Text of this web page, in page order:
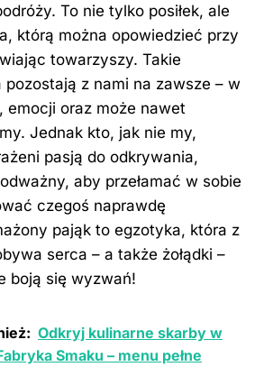
To nie tylko posiłek, ale
którą można opowiedzieć przy
towarzyszy. Takie
pozostają z nami na zawsze – w
emocji oraz może nawet
Jednak kto, jak nie my,
pasją do odkrywania,
aby przełamać w sobie
czegoś naprawdę
pająk to egzotyka, która z
serca – a także żołądki –
boją się wyzwań!
Odkryj kulinarne skarby w
Smaku – menu pełne